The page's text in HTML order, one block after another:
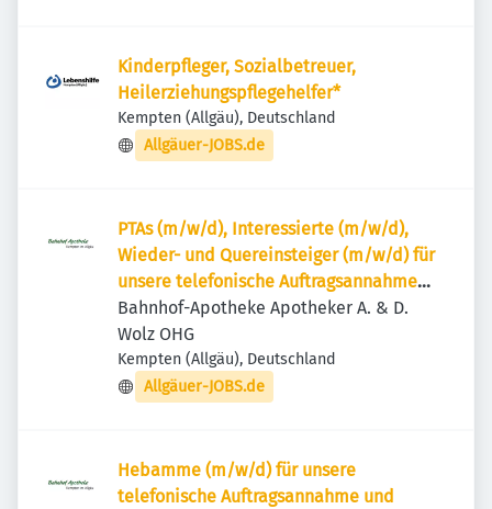
Kinderpfleger, Sozialbetreuer,
Heilerziehungspflegehelfer*
Kempten (Allgäu), Deutschland
Allgäuer-JOBS.de
PTAs (m/w/d), Interessierte (m/w/d),
Wieder- und Quereinsteiger (m/w/d) für
unsere telefonische Auftragsannahme
und Beratung
Bahnhof-Apotheke Apotheker A. & D.
Wolz OHG
Kempten (Allgäu), Deutschland
Allgäuer-JOBS.de
Hebamme (m/w/d) für unsere
telefonische Auftragsannahme und